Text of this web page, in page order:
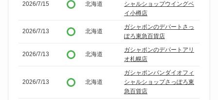
2026/7/15 北海道
シャルショップウイングベ
イ小樽店
2026/7/13 北海道
ガシャポンのデパートさっ
ぽろ東急百貨店
2026/7/13 北海道
ガシャポンのデパートアリ
オ札幌店
2026/7/13 北海道
ガシャポンバンダイオフィ
シャルショップさっぽろ東
急百貨店